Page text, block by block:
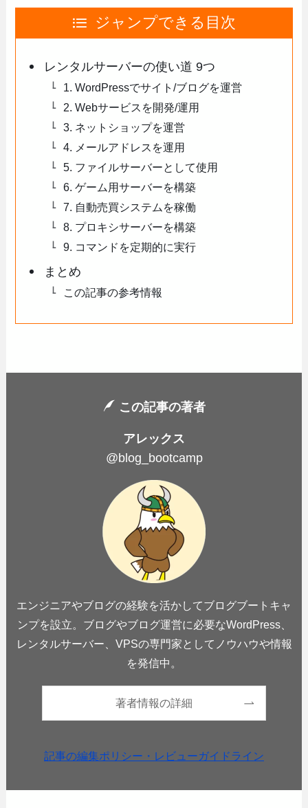
ジャンプできる目次
レンタルサーバーの使い道 9つ
1. WordPressでサイト/ブログを運営
2. Webサービスを開発/運用
3. ネットショップを運営
4. メールアドレスを運用
5. ファイルサーバーとして使用
6. ゲーム用サーバーを構築
7. 自動売買システムを稼働
8. プロキシサーバーを構築
9. コマンドを定期的に実行
まとめ
この記事の参考情報
この記事の著者
アレックス
@blog_bootcamp
エンジニアやブログの経験を活かしてブログブートキャ
ンプを設立。ブログやブログ運営に必要なWordPress、
レンタルサーバー、VPSの専門家としてノウハウや情報
を発信中。
著者情報の詳細
記事の編集ポリシー・レビューガイドライン